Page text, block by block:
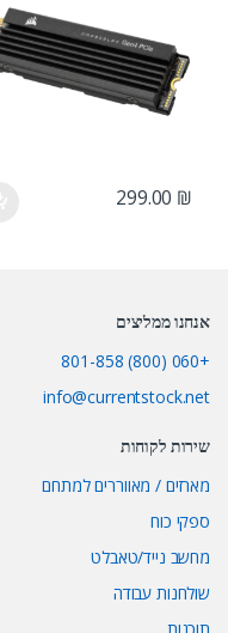
299.00 ₪
אנחנו ממליצים
+060 (800) 801-858
info@currentstock.net
שירות לקוחות
מארזים / מאווררים למתחם
ספקי כוח
מחשב נייד/טאבלט
שולחנות עבודה